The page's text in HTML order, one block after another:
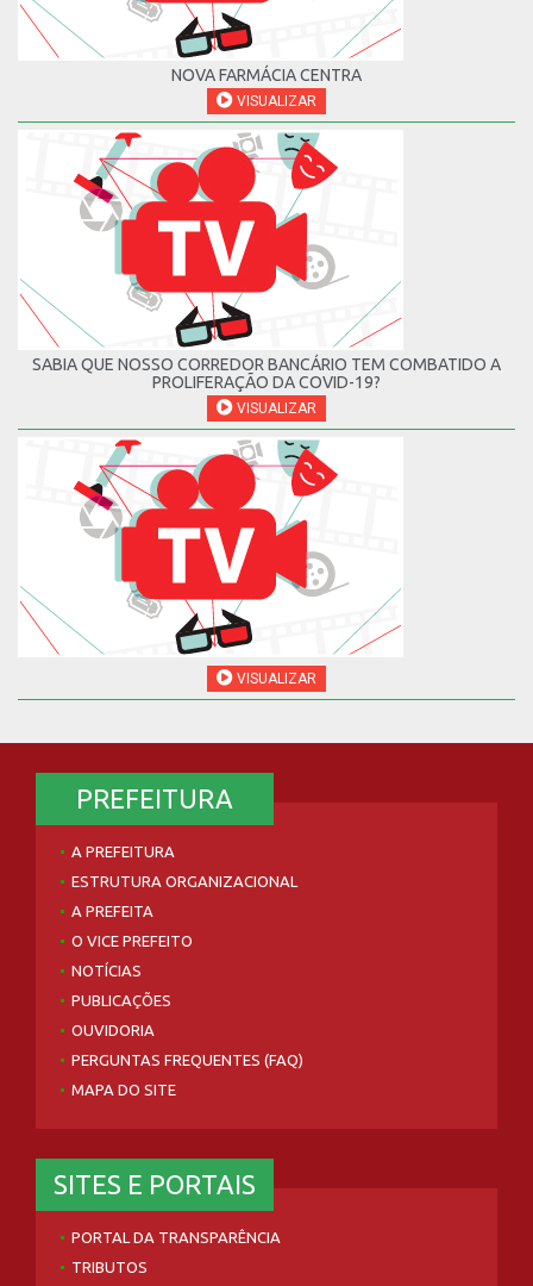
NOVA FARMÁCIA CENTRA
VISUALIZAR
SABIA QUE NOSSO CORREDOR BANCÁRIO TEM COMBATIDO A
PROLIFERAÇÃO DA COVID-19?
VISUALIZAR
VISUALIZAR
PREFEITURA
A PREFEITURA
ESTRUTURA ORGANIZACIONAL
A PREFEITA
O VICE PREFEITO
NOTÍCIAS
PUBLICAÇÕES
OUVIDORIA
PERGUNTAS FREQUENTES (FAQ)
MAPA DO SITE
SITES E PORTAIS
PORTAL DA TRANSPARÊNCIA
TRIBUTOS